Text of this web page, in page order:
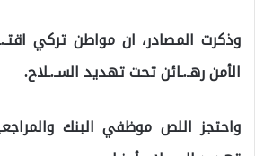
وذكرت المصادر، ان مواطن تركي
الأمن رهـ.ـائن تحت تهديد السـ.ـلاح.
واحتجز اللص موظفي البنك